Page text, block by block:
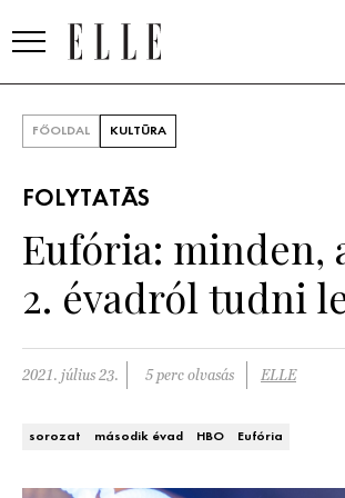
SZÉPSÉG
PSZICHÉ
ÉLETMÓD
FŐOLDAL KULTÚRA
FOLYTATÁS
Eufória: minden,
2. évadról tudni
2021. július 23. 5 perc olvasás ELLE
sorozat második évad HBO Eufória